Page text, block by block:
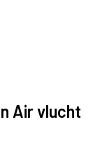
Air vlucht